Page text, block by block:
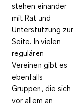
stehen einander
mit Rat und
Unterstützung zur
Seite. In vielen
regulären
Vereinen gibt es
ebenfalls
Gruppen, die sich
vor allem an